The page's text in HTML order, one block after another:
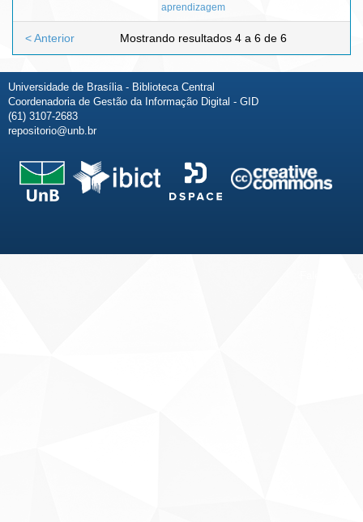
aprendizagem
Mostrando resultados 4 a 6 de 6
< Anterior
Universidade de Brasília - Biblioteca Central
Coordenadoria de Gestão da Informação Digital - GID
(61) 3107-2683
repositorio@unb.br